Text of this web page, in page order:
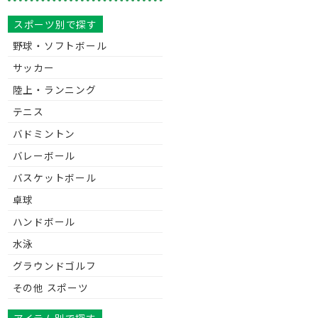
スポーツ別で探す
野球・ソフトボール
サッカー
陸上・ランニング
テニス
バドミントン
バレーボール
バスケットボール
卓球
ハンドボール
水泳
グラウンドゴルフ
その他 スポーツ